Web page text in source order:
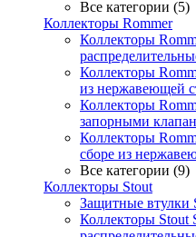
Все категории (5)
Коллекторы Rommer
Коллекторы
Коллекторы
из нержавеющей
Коллекторы
запорными
Коллекторы
сборе из
Все категории (9)
Коллекторы Stout
Защитные втулки
Коллекторы Stout